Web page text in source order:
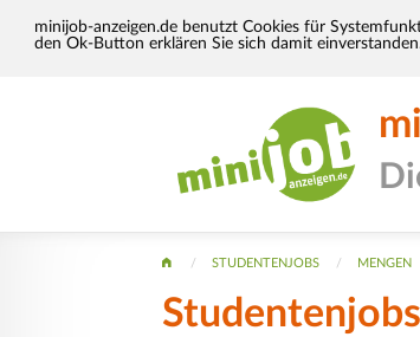
minijob-anzeigen.de benutzt Cookies für
den Ok-Button erklären Sie sich damit
STUDENTENJOBS MENGEN